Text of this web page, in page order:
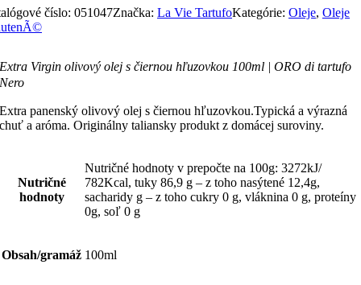
číslo: 051047Značka: La Vie TartufoKategórie: Oleje, Oleje
Extra Virgin olivový olej s čiernou hľuzovkou 100ml | ORO di tartufo
Nero
Extra panenský olivový olej s čiernou hľuzovkou.Typická a výrazná
chuť a aróma. Originálny taliansky produkt z domácej suroviny.
Nutričné
hodnoty
Nutričné hodnoty v prepočte na 100g: 3272kJ/
782Kcal, tuky 86,9 g – z toho nasýtené 12,4g,
sacharidy g – z toho cukry 0 g, vláknina 0 g, proteíny
0g, soľ 0 g
Obsah/gramáž 100ml